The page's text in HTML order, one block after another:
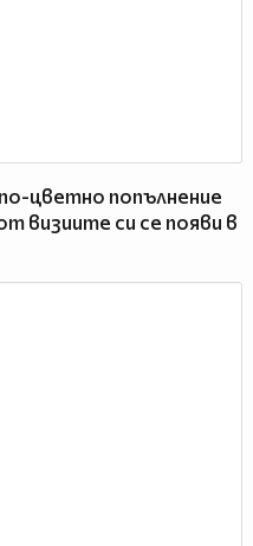
цветно попълнение
визиите си се появи в